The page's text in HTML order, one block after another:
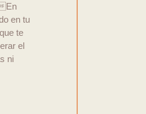
En
en tu
te
el
ni